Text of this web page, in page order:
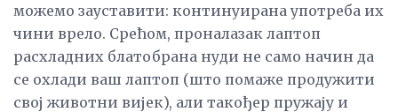
можемо зауставити: континуирана употреба их
чини врело. Срећом, проналазак лаптоп
расхладних блатобрана нуди не само начин да
се охлади ваш лаптоп (што помаже продужити
свој животни вијек), али такођер пружају и